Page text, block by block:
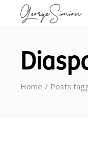
Home Posts